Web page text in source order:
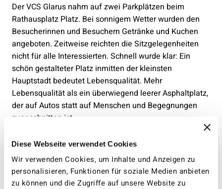
Diese Webseite verwendet Cookies
Wir verwenden Cookies, um Inhalte und Anzeigen zu
personalisieren, Funktionen für soziale Medien anbieten
zu können und die Zugriffe auf unsere Website zu
Der VCS Glarus nahm auf zwei Parkplätzen beim
Rathausplatz Platz. Bei sonnigem Wetter wurden den
Besucherinnen und Besuchern Getränke und Kuchen
angeboten. Zeitweise reichten die Sitzgelegenheiten
nicht für alle Interessierten. Schnell wurde klar: Ein
schön gestalteter Platz inmitten der kleinsten
Hauptstadt bedeutet Lebensqualität. Mehr
Lebensqualität als ein überwiegend leerer Asphaltplatz,
der auf Autos statt auf Menschen und Begegnungen
zugeschnitten ist.
Eindrücke aus der ganzen Schweiz und spannende
gefunden werden:PARK(ing) Day 2025